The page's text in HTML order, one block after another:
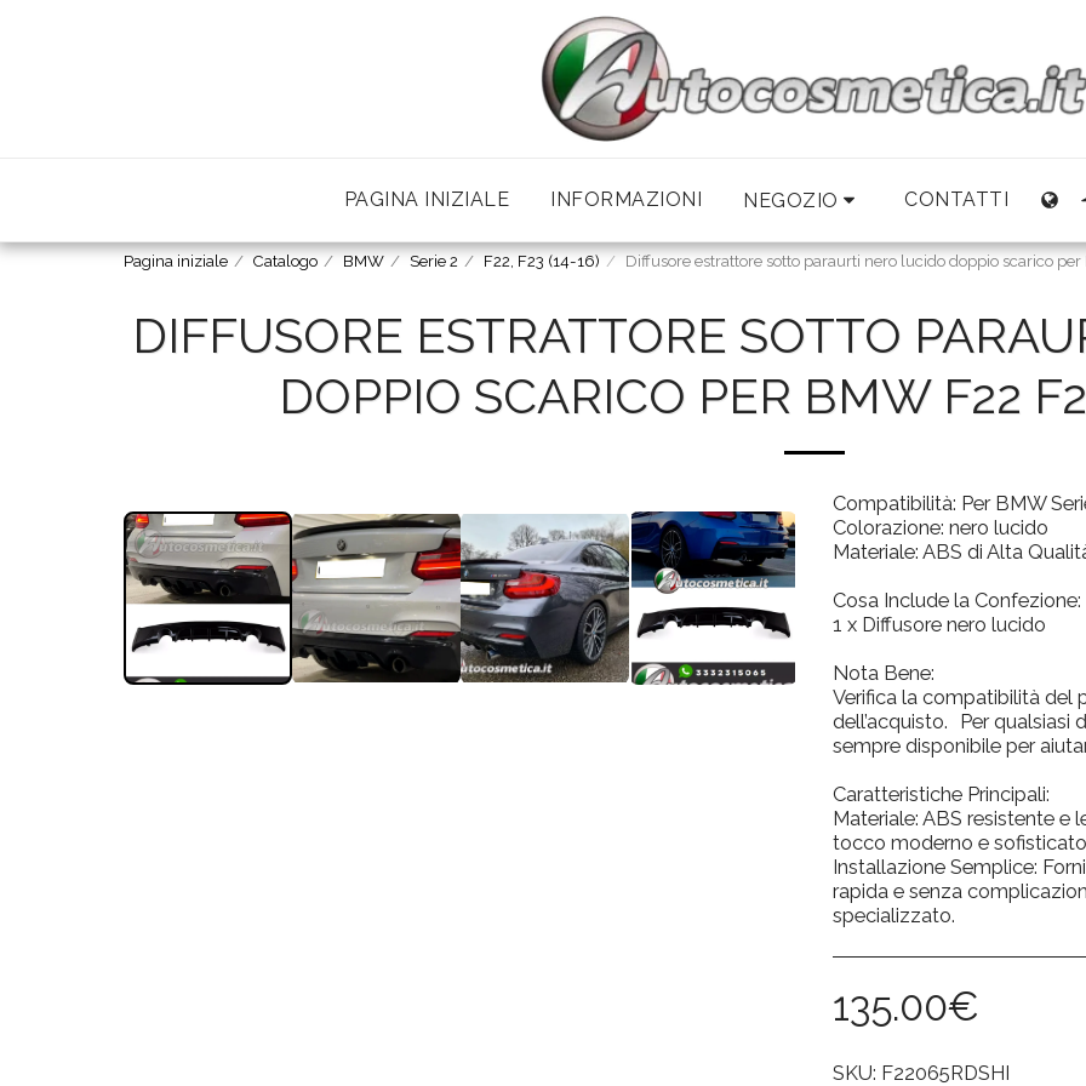
PAGINA INIZIALE INFORMAZIONI NEGOZIO CONTATTI
Pagina iniziale Catalogo BMW Serie 2 F22, F23 (14-16) Diffusore estrattore sotto paraurti nero lucido doppio scarico
DIFFUSORE ESTRATTORE SOTTO
DOPPIO SCARICO PER BMW F22
Compatibilità: Per BMW
Colorazione: nero lucido
Materiale: ABS di Alta
Cosa Include la Confezione:
1 x Diffusore nero lucido
Nota Bene:
Verifica la compatibilità del
dell’acquisto. Per qualsiasi
sempre disponibile per
Caratteristiche Principali:
Materiale: ABS resistente e
tocco moderno e
Installazione Semplice:
rapida e senza
specializzato.
135.00€
SKU: F22065RDSHI